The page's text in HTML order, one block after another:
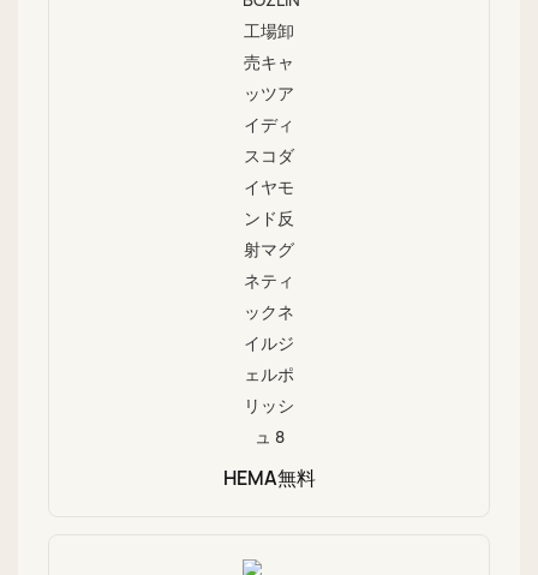
HEMA無料